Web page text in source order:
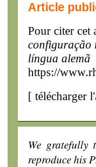
Article
Pour citer cet
configuração
língua alemã
https://
[ télécharger
We gratefully
reproduce his